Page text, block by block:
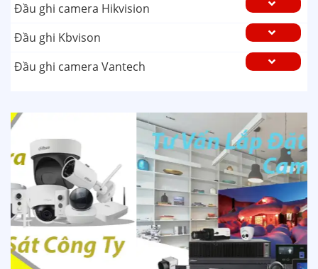
Đầu ghi camera Hikvision
Đầu ghi Kbvison
Đầu ghi camera Vantech